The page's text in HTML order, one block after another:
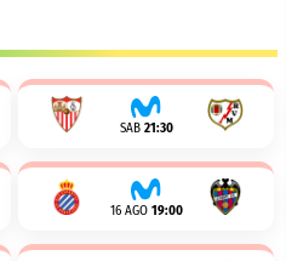
SAB 21:30
16 AGO 19:00